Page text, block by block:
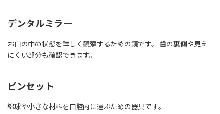
デンタルミラー
お口の中の状態を詳しく観察するための鏡です。 歯の裏側や見え
にくい部分も確認できます。
ピンセット
綿球や小さな材料を口腔内に運ぶための器具です。